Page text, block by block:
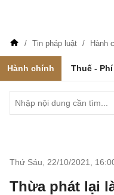
Tin pháp luật Hành
Hành chính Thuế - Phí
Thứ Sáu, 22/10/2021
Thừa phát lại